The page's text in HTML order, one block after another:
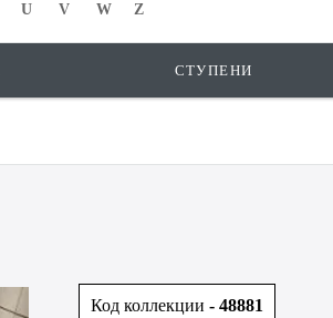
U V W Z
СТУПЕНИ
Код коллекции - 48881